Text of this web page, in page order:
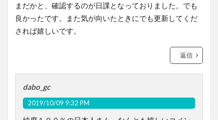
まだかと、確認するのが日課となっておりました。でも
良かったです。また気が向いたときにでも更新してくだ
されば嬉しいです。
返信
dabo_gc
2019/10/09 9:32 PM